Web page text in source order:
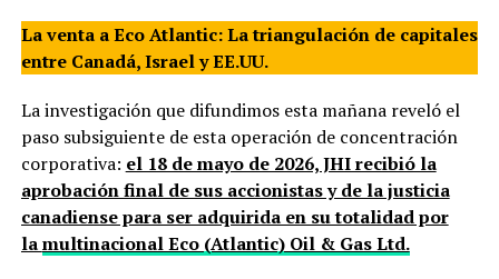
La venta a Eco Atlantic: La triangulación de capitales
entre Canadá, Israel y EE.UU.
La investigación que difundimos esta mañana reveló el
paso subsiguiente de esta operación de concentración
corporativa: el 18 de mayo de 2026, JHI recibió la
aprobación final de sus accionistas y de la justicia
canadiense para ser adquirida en su totalidad por
lamultinacional Eco (Atlantic) Oil & Gas Ltd.